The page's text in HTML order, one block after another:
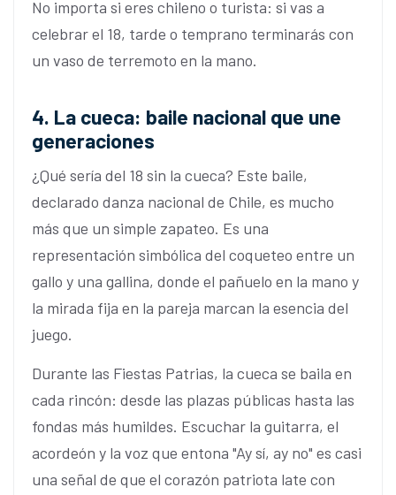
No importa si eres chileno o turista: si vas a
celebrar el 18, tarde o temprano terminarás con
un vaso de terremoto en la mano.
4. La cueca: baile nacional que une
generaciones
¿Qué sería del 18 sin la cueca? Este baile,
declarado danza nacional de Chile, es mucho
más que un simple zapateo. Es una
representación simbólica del coqueteo entre un
gallo y una gallina, donde el pañuelo en la mano y
la mirada fija en la pareja marcan la esencia del
juego.
Durante las Fiestas Patrias, la cueca se baila en
cada rincón: desde las plazas públicas hasta las
fondas más humildes. Escuchar la guitarra, el
acordeón y la voz que entona "Ay sí, ay no" es casi
una señal de que el corazón patriota late con